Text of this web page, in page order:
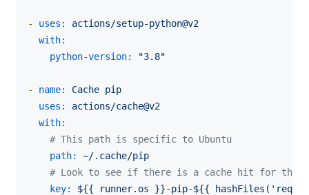
- uses:
actions/setup-python@v2
with:
python-version:
"3.8"
- name: Cache pip
uses:
actions/cache@v2
with:
# This path is specific to Ubuntu
path:
~/.cache/pip
# Look to see if there is a cache hit for the
key:
${{ runner.os }}-pip-${{